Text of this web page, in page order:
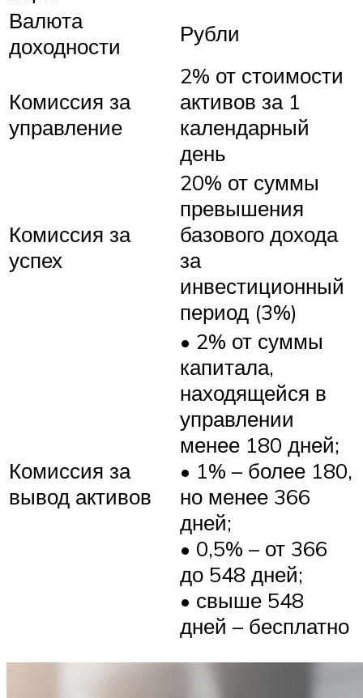
Валюта
доходности
Рубли
Комиссия за
управление
2% от стоимости
активов за 1
календарный
день
Комиссия за
успех
20% от суммы
превышения
базового дохода
за
инвестиционный
период (3%)
Комиссия за
вывод активов
• 2% от суммы
капитала,
находящейся в
управлении
менее 180 дней;
• 1% – более 180,
но менее 366
дней;
• 0,5% – от 366
до 548 дней;
• свыше 548
дней – бесплатно